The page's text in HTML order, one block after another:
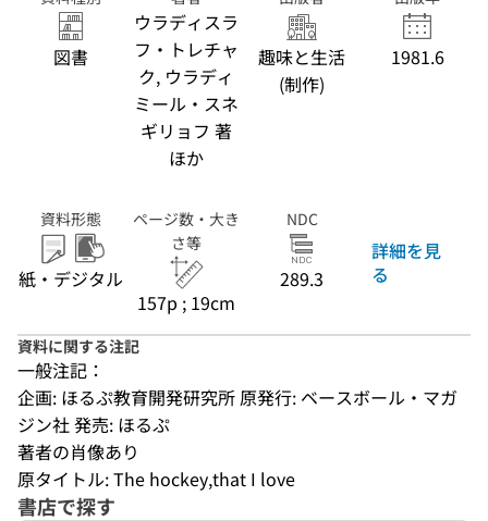
図書
ウラディスラ
フ・トレチャ
ク, ウラディ
ミール・スネ
ギリョフ 著
ほか
趣味と生活
(制作)
1981.6
資料形態
紙・デジタル
ページ数・大き
さ等
157p ; 19cm
NDC
289.3
詳細を見
る
資料に関する注記
一般注記：
企画: ほるぷ教育開発研究所 原発行: ベースボール・マガ
ジン社 発売: ほるぷ
著者の肖像あり
原タイトル: The hockey,that I love
書店で探す